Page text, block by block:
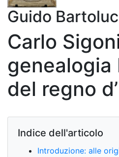
Guido
Carlo
genealogia
del regno
Indice dell'articolo
Introduzione: alle